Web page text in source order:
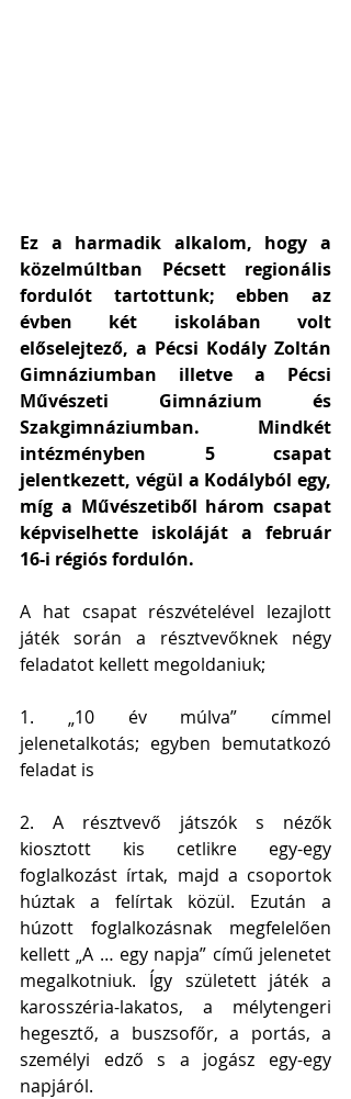
Ez a harmadik alkalom, hogy a
közelmúltban Pécsett regionális
fordulót tartottunk; ebben az
évben két iskolában volt
előselejtező, a Pécsi Kodály Zoltán
Gimnáziumban illetve a Pécsi
Művészeti Gimnázium és
Szakgimnáziumban. Mindkét
intézményben 5 csapat
jelentkezett, végül a Kodályból egy,
míg a Művészetiből három csapat
képviselhette iskoláját a február
16-i régiós fordulón.
A hat csapat részvételével lezajlott
játék során a résztvevőknek négy
feladatot kellett megoldaniuk;
1. „10 év múlva” címmel
jelenetalkotás; egyben bemutatkozó
feladat is
2. A résztvevő játszók s nézők
kiosztott kis cetlikre egy-egy
foglalkozást írtak, majd a csoportok
húztak a felírtak közül. Ezután a
húzott foglalkozásnak megfelelően
kellett „A … egy napja” című jelenetet
megalkotniuk. Így született játék a
karosszéria-lakatos, a mélytengeri
hegesztő, a buszsofőr, a portás, a
személyi edző s a jogász egy-egy
napjáról.